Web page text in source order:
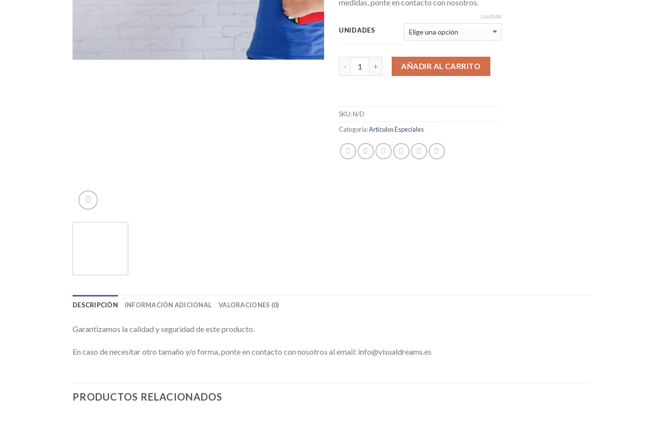
medidas, ponte en contacto con nosotros.
UNIDADES
LIMPIAR
AÑADIR AL CARRITO
SKU:N/D
Categoría:Artículos Especiales
DESCRIPCIÓN INFORMACIÓN ADICIONAL VALORACIONES (0)
Garantizamos la calidad y seguridad de este producto.
En caso de necesitar otro tamaño y/o forma, ponte en contacto con nosotros al email: info@visualdreams.es
PRODUCTOS RELACIONADOS